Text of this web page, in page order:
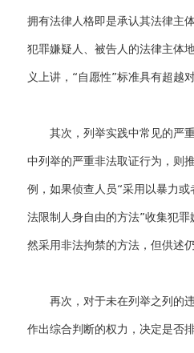
拥有法律人格即是承认其法律主
犯罪嫌疑人、被告人的法律主体
义上讲，“自愿性”标准具有超越
其次，列举实践中常见的严重
中列举的严重非法取证行为，则
例，如果侦查人员“采用以暴力
法限制人身自由的方法”收集犯
然采用非法拘禁的方法，但供述
再次，对于未在列举之列的违
作出综合判断的权力，决定是否